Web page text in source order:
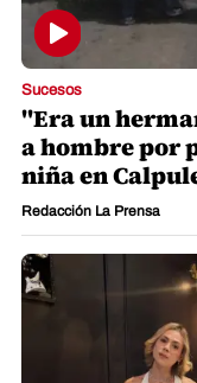
Sucesos
"Era un
a hombre por
niña en
Redacción La Prensa